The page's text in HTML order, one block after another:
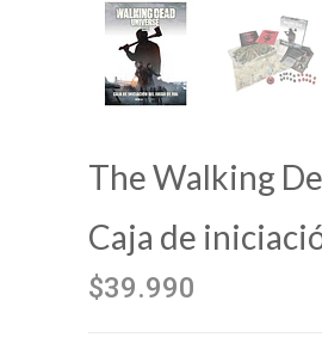
The Walking
Caja de
$39.990